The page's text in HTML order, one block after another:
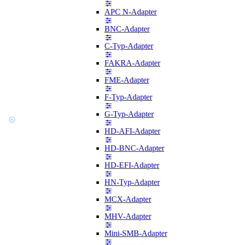
APC N-Adapter
BNC-Adapter
C-Typ-Adapter
FAKRA-Adapter
FME-Adapter
F-Typ-Adapter
G-Typ-Adapter
HD-AFI-Adapter
HD-BNC-Adapter
HD-EFI-Adapter
HN-Typ-Adapter
MCX-Adapter
MHV-Adapter
Mini-SMB-Adapter